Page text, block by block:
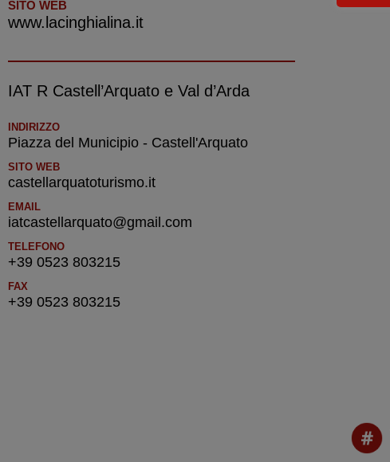
SITO WEB
www.lacinghialina.it
IAT R Castell’Arquato e Val d’Arda
INDIRIZZO
Piazza del Municipio - Castell'Arquato
SITO WEB
castellarquatoturismo.it
EMAIL
iatcastellarquato@gmail.com
TELEFONO
+39 0523 803215
FAX
+39 0523 803215